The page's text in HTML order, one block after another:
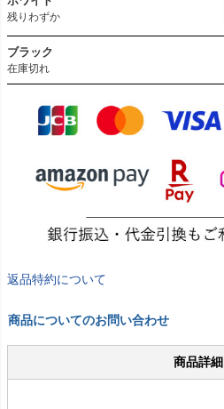
残りわずか
ブラック
在庫切れ
返品特約について
商品についてのお問い合わせ
商品詳細